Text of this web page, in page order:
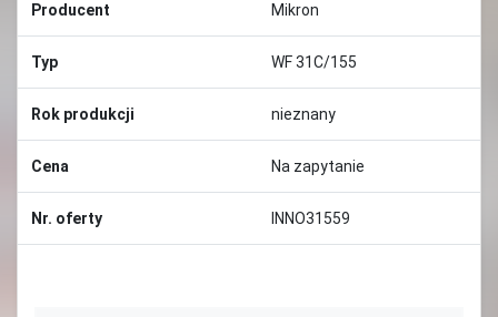
Producent Mikron
Typ WF 31C/155
Rok produkcji nieznany
Cena Na zapytanie
Nr. oferty INNO31559